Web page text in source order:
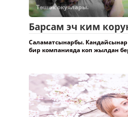
Төшөк окуялары.
Барсам эч ким
Саламатсынарбы.
бир компанияда коп жылдан